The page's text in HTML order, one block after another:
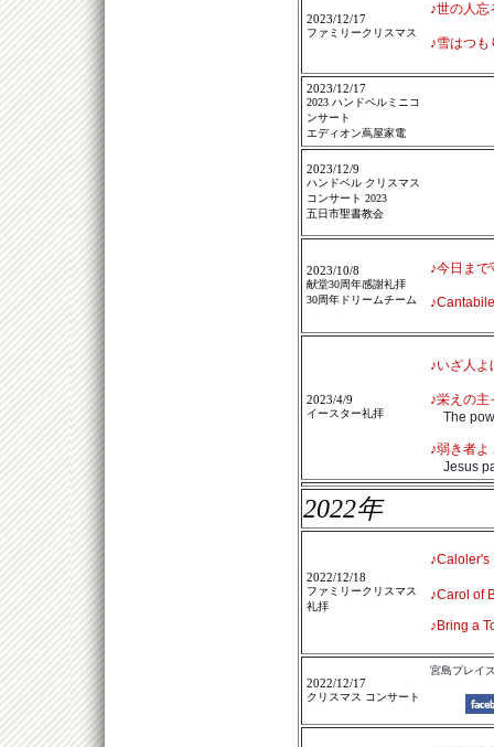
2023/12/17
ファミリークリスマス
♪世の人忘
♪雪はつも
2023/12/17
2023 ハンドベルミニコ
ンサート
エディオン蔦屋家電
2023/12/9
ハンドベル クリスマス
コンサート 2023
五日市聖書教会
2023/10/8
献堂30周年感謝礼拝
30周年ドリームチーム
♪今日まで
2023/4/9
イースター礼拝
♪いざ人
♪栄えの
The
♪弱き者よ
Jesus
2022年
2022/12/18
ファミリークリスマス
礼拝
♪Carol of
♪Bring a
2022/12/17
クリスマス コンサート
宮島プレイ